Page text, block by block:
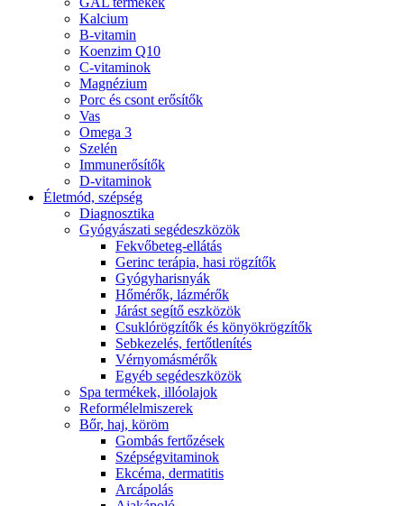
Kalcium
B-vitamin
Koenzim Q10
C-vitaminok
Magnézium
Porc és csont erősítők
Vas
Omega 3
Szelén
Immunerősítők
D-vitaminok
Életmód, szépség
Diagnosztika
Gyógyászati segédeszközök
Fekvőbeteg-ellátás
Gerinc terápia, hasi rögzítők
Gyógyharisnyák
Hőmérők, lázmérők
Járást segítő eszközök
Csuklórögzítők és könyökrögzítők
Sebkezelés, fertőtlenítés
Vérnyomásmérők
Egyéb segédeszközök
Spa termékek, illóolajok
Reformélelmiszerek
Bőr, haj, köröm
Gombás fertőzések
Szépségvitaminok
Ekcéma, dermatitis
Arcápolás